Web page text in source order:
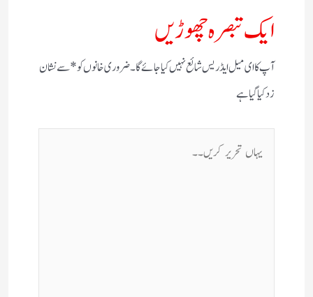
ایک تبصرہ چھوڑیں
آپ کا ای میل ایڈریس شائع نہیں کیا جائے گا۔ضروری خانوں کو*سے نشان
زد کیا گیا ہے
یہاں
تحریر